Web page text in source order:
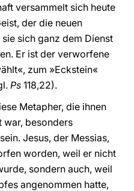
versammelt sich heute
der die neuen
sich ganz dem Dienst
Er ist der verworfene
zum »Eckstein«
Ps 118,22).
Metapher, die ihnen
war, besonders
Jesus, der Messias,
worden, weil er nicht
sondern auch, weil
angenommen hatte,